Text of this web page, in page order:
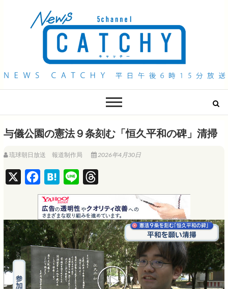
QAB NEWS Headline
与儀公園の憲法９条刻む「恒久平和の碑」清掃
琉球朝日放送 報道制作局 2026年4月30日
a
c
e
b
o
k
H
a
t
e
n
a
i
n
e
h
r
e
a
d
s